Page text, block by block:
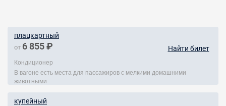
плацкартный
от 6 855 ₽ Найти билет
Кондиционер
В вагоне есть места для пассажиров с мелкими домашними
животными
купейный